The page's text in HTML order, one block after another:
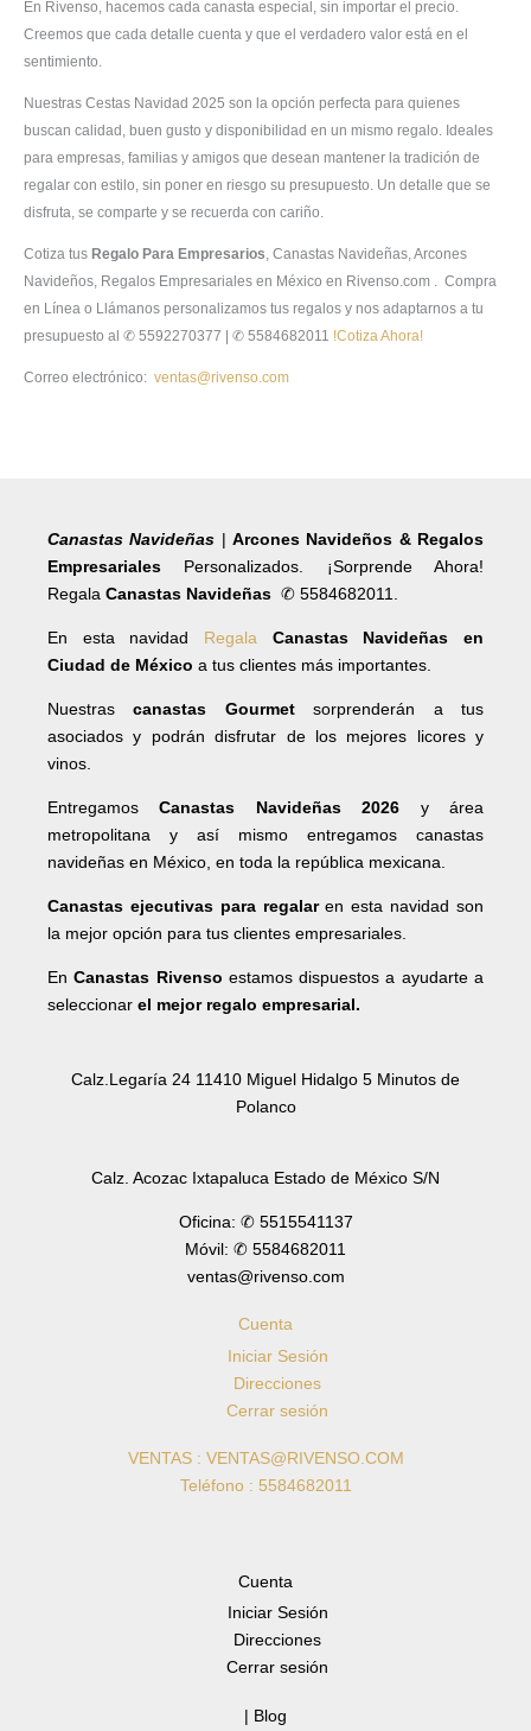
En Rivenso, hacemos cada canasta especial, sin importar el precio.
Creemos que cada detalle cuenta y que el verdadero valor está en el
sentimiento.
Nuestras Cestas Navidad 2025 son la opción perfecta para quienes
buscan calidad, buen gusto y disponibilidad en un mismo regalo. Ideales
para empresas, familias y amigos que desean mantener la tradición de
regalar con estilo, sin poner en riesgo su presupuesto. Un detalle que se
disfruta, se comparte y se recuerda con cariño.
Cotiza tus Regalo Para Empresarios, Canastas Navideñas, Arcones
Navideños, Regalos Empresariales en México en Rivenso.com . Compra
en Línea o Llámanos personalizamos tus regalos y nos adaptarnos a tu
presupuesto al ✆ 5592270377 | ✆ 5584682011 !Cotiza Ahora!
Correo electrónico: ventas@rivenso.com
Canastas Navideñas |Arcones Navideños & Regalos
Empresariales Personalizados. ¡Sorprende Ahora!
Regala Canastas Navideñas ✆ 5584682011.
En esta navidad Regala Canastas Navideñas en
Ciudad de México a tus clientes más importantes.
Nuestrascanastas Gourmetsorprenderán a tus
asociados y podrán disfrutar de los mejores licores y
vinos.
EntregamosCanastas Navideñas 2026 y área
metropolitana y así mismo entregamos canastas
navideñas en México, en toda la república mexicana.
Canastas ejecutivas para regalaren esta navidad son
la mejor opción para tus clientes empresariales.
EnCanastas Rivenso estamos dispuestos a ayudarte a
seleccionar el mejor regalo empresarial.
Calz.Legaría 24 11410 Miguel Hidalgo 5 Minutos de
Polanco
Calz. Acozac Ixtapaluca Estado de México S/N
Oficina: ✆ 5515541137
Móvil: ✆ 5584682011
ventas@rivenso.com
Cuenta
Iniciar Sesión
Direcciones
Cerrar sesión
VENTAS : VENTAS@RIVENSO.COM
Teléfono : 5584682011
Cuenta
Iniciar Sesión
Direcciones
Cerrar sesión
| Blog